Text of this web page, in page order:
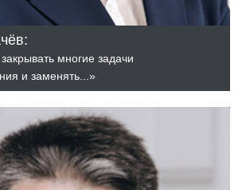
многие задачи
и заменять...»